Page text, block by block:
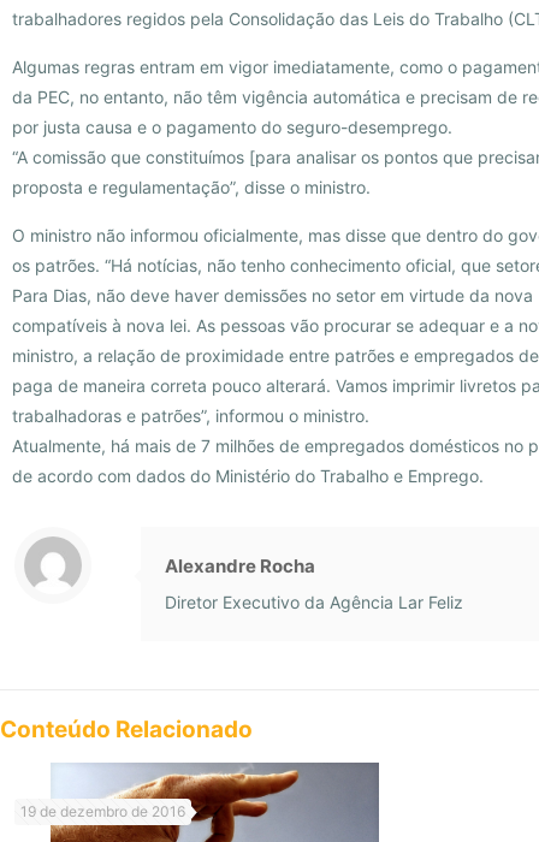
trabalhadores regidos pela Consolidação das Leis do Trabalho
Algumas regras entram em vigor imediatamente, como o
da PEC, no entanto, não têm vigência automática e precisam de
por justa causa e o pagamento do seguro-desemprego.
“A comissão que constituímos [para analisar os pontos que
proposta e regulamentação”, disse o ministro.
O ministro não informou oficialmente, mas disse que dentro do
os patrões. “Há notícias, não tenho conhecimento oficial, que
Para Dias, não deve haver demissões no setor em virtude da
compatíveis à nova lei. As pessoas vão procurar se adequar e a
ministro, a relação de proximidade entre patrões e empregados
paga de maneira correta pouco alterará. Vamos imprimir livretos
trabalhadoras e patrões”, informou o ministro.
Atualmente, há mais de 7 milhões de empregados domésticos
de acordo com dados do Ministério do Trabalho e Emprego.
Alexandre Rocha
Diretor Executivo da Agência Lar Feliz
Conteúdo Relacionado
19 de dezembro de 2016